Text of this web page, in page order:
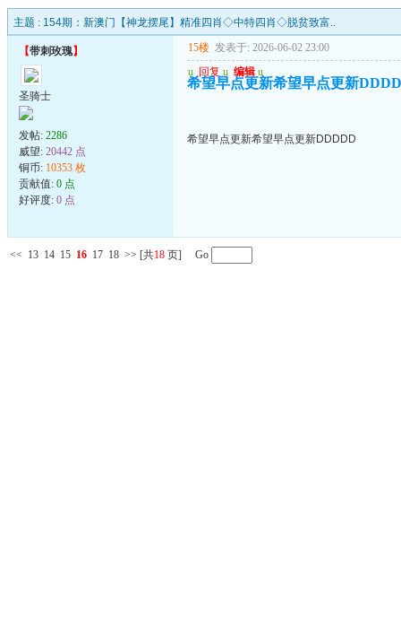
主题 : 154期：新澳门【神龙摆尾】精准四肖◇中特四肖◇脱贫致富..
【带刺玫瑰】
圣骑士
发帖: 2286
威望: 20442 点
铜币: 10353 枚
贡献值: 0 点
好评度: 0 点
15楼 发表于: 2026-06-02 23:00
u 回复 u 编辑 u
希望早点更新希望早点更新
希望早点更新希望早点更新DDDDD
<< 13 14 15 16 17 18 >> [共18 页] Go